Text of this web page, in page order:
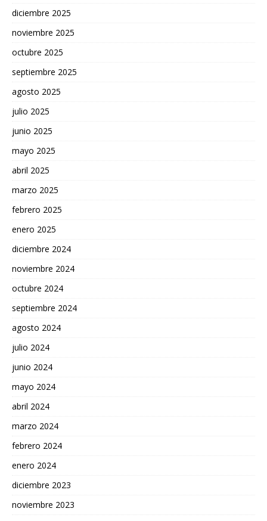
diciembre 2025
noviembre 2025
octubre 2025
septiembre 2025
agosto 2025
julio 2025
junio 2025
mayo 2025
abril 2025
marzo 2025
febrero 2025
enero 2025
diciembre 2024
noviembre 2024
octubre 2024
septiembre 2024
agosto 2024
julio 2024
junio 2024
mayo 2024
abril 2024
marzo 2024
febrero 2024
enero 2024
diciembre 2023
noviembre 2023